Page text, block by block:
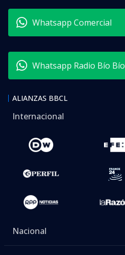
Whatsapp Comercial
Whatsapp Radio Bío Bío
ALIANZAS BBCL
Internacional
Nacional